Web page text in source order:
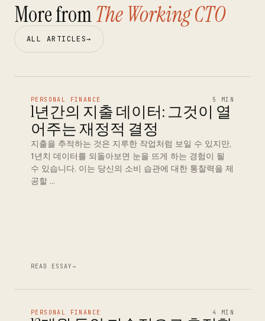
More fromThe Working CTO
ALL ARTICLES→
PERSONAL FINANCE 5 MIN
1년간의 지출 데이터: 그것이 열
어주는 재정적 결정
지출을 추적하는 것은 지루한 작업처럼 보일 수 있지만,
1년치 데이터를 되돌아보면 눈을 뜨게 하는 경험이 될
수 있습니다. 이는 당신의 소비 습관에 대한 통찰력을 제
공할 …
READ ESSAY→
PERSONAL FINANCE 4 MIN